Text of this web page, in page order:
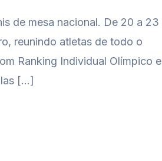
de mesa nacional. De 20 a 23
reunindo atletas de todo o
Ranking Individual Olímpico e
[…]